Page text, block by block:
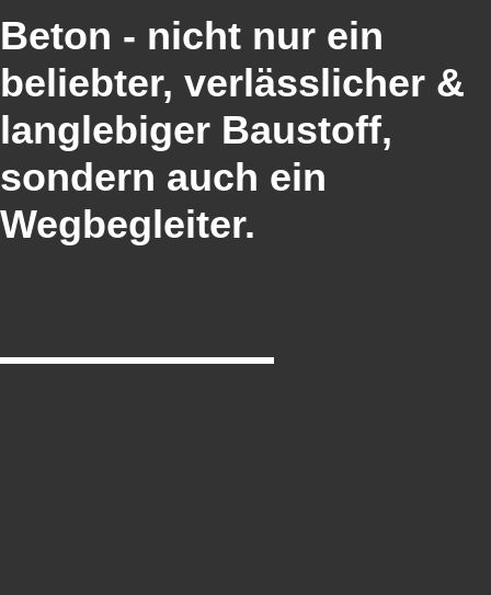
Beton - nicht nur ein
beliebter, verlässlicher &
langlebiger Baustoff,
sondern auch ein
Wegbegleiter.